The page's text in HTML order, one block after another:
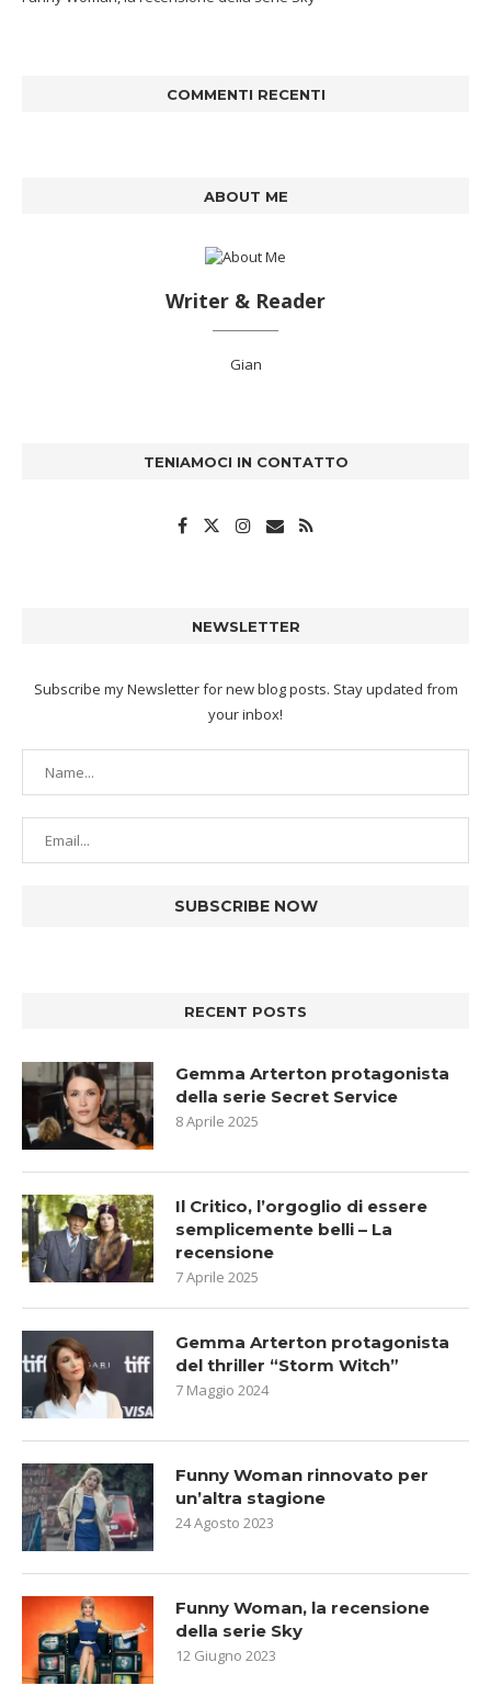
COMMENTI RECENTI
ABOUT ME
Writer & Reader
Gian
TENIAMOCI IN CONTATTO
NEWSLETTER
Subscribe my Newsletter for new blog posts. Stay updated from
your inbox!
RECENT POSTS
Gemma Arterton protagonista
della serie Secret Service
8 Aprile 2025
Il Critico, l’orgoglio di essere
semplicemente belli – La
recensione
7 Aprile 2025
Gemma Arterton protagonista
del thriller “Storm Witch”
7 Maggio 2024
Funny Woman rinnovato per
un’altra stagione
24 Agosto 2023
Funny Woman, la recensione
della serie Sky
12 Giugno 2023